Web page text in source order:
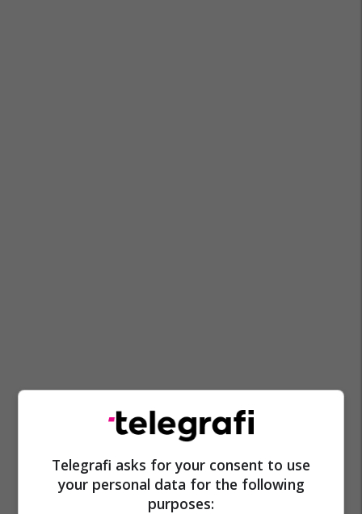
Telegrafi asks for your consent to use
your personal data for the following
purposes: